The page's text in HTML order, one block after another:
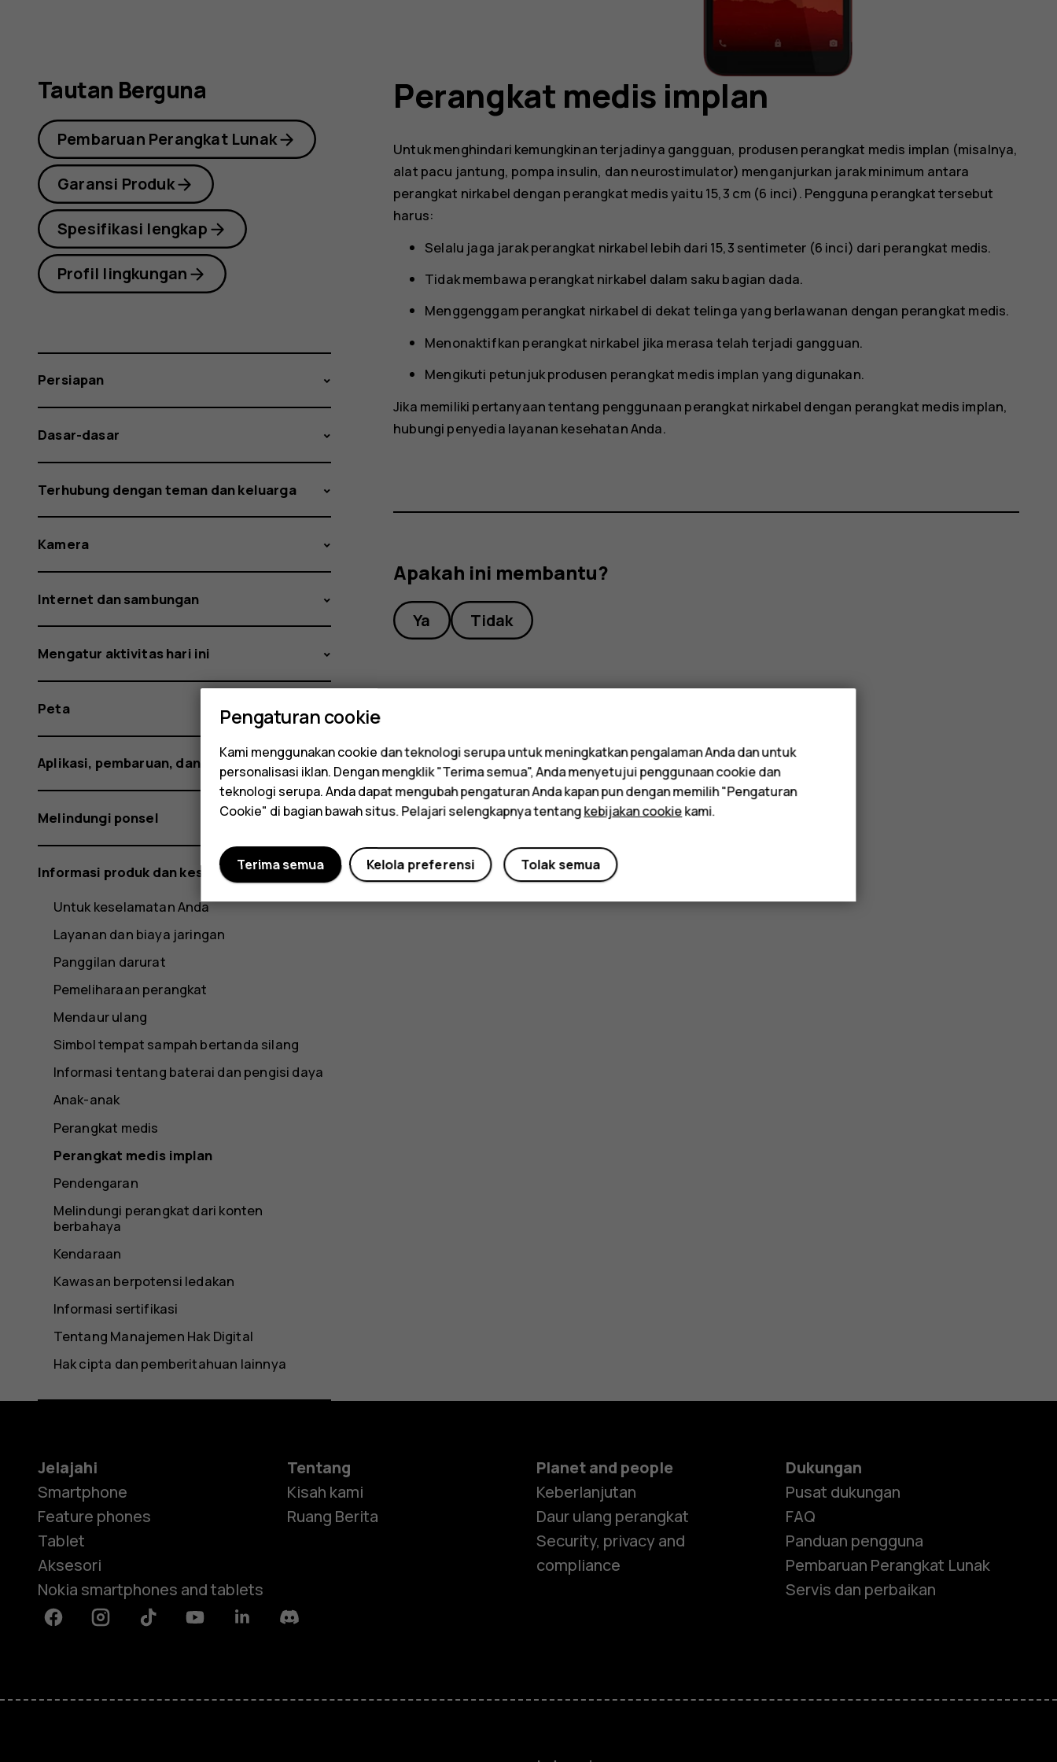
Smartphone
Perangkat medis implan
Untuk menghindari kemungkinan terjadinya gangguan, produsen perangkat medis implan (misalnya,
alat pacu jantung, pompa insulin, dan neurostimulator) menganjurkan jarak minimum antara
perangkat nirkabel dengan perangkat medis yaitu 15,3 cm (6 inci). Pengguna perangkat tersebut
harus:
Selalu jaga jarak perangkat nirkabel lebih dari 15,3 sentimeter (6 inci) dari perangkat medis.
Tidak membawa perangkat nirkabel dalam saku bagian dada.
Menggenggam perangkat nirkabel di dekat telinga yang berlawanan dengan perangkat medis.
Menonaktifkan perangkat nirkabel jika merasa telah terjadi gangguan.
Mengikuti petunjuk produsen perangkat medis implan yang digunakan.
Jika memiliki pertanyaan tentang penggunaan perangkat nirkabel dengan perangkat medis implan,
hubungi penyedia layanan kesehatan Anda.
Apakah ini membantu?
Ya Tidak
Tautan Berguna
Pembaruan Perangkat Lunak
Garansi Produk
Spesifikasi lengkap
Profil lingkungan
Persiapan
Dasar-dasar
Terhubung dengan teman dan keluarga
Kamera
Internet dan sambungan
Mengatur aktivitas hari ini
Peta
Aplikasi, pembaruan, dan cadangan
Melindungi ponsel
Informasi produk dan keselamatan
Untuk keselamatan Anda
Layanan dan biaya jaringan
Panggilan darurat
Pemeliharaan perangkat
Mendaur ulang
Simbol tempat sampah bertanda silang
Informasi tentang baterai dan pengisi daya
Anak-anak
Perangkat medis
Perangkat medis implan
Pendengaran
Melindungi perangkat dari konten
berbahaya
Kendaraan
Kawasan berpotensi ledakan
Informasi sertifikasi
Tentang Manajemen Hak Digital
Hak cipta dan pemberitahuan lainnya
Jelajahi
Smartphone
Feature phones
Tablet
Aksesori
Nokia smartphones and tablets
Tentang
Kisah kami
Ruang Berita
Planet and people
Keberlanjutan
Daur ulang perangkat
Security, privacy and
compliance
Dukungan
Pusat dukungan
FAQ
Panduan pengguna
Pembaruan Perangkat Lunak
Servis dan perbaikan
FacebookInstagramTiktok YoutubeLinkedinDiscord
Pengaturan cookie
Kami menggunakan cookie dan teknologi serupa untuk meningkatkan pengalaman Anda dan untuk
personalisasi iklan. Dengan mengklik "Terima semua", Anda menyetujui penggunaan cookie dan
teknologi serupa. Anda dapat mengubah pengaturan Anda kapan pun dengan memilih "Pengaturan
Cookie" di bagian bawah situs. Pelajari selengkapnya tentangkebijakan cookiekami.
Tolak semua
Kelola preferensi
Terima semua